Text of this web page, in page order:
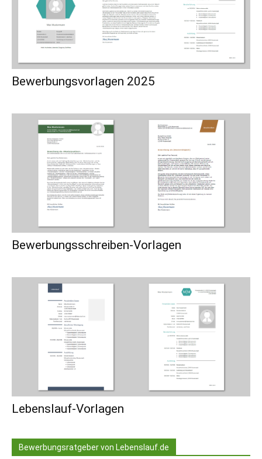
Bewerbungsvorlagen 2025
Bewerbungsschreiben-Vorlagen
Lebenslauf-Vorlagen
Bewerbungsratgeber von Lebenslauf.de